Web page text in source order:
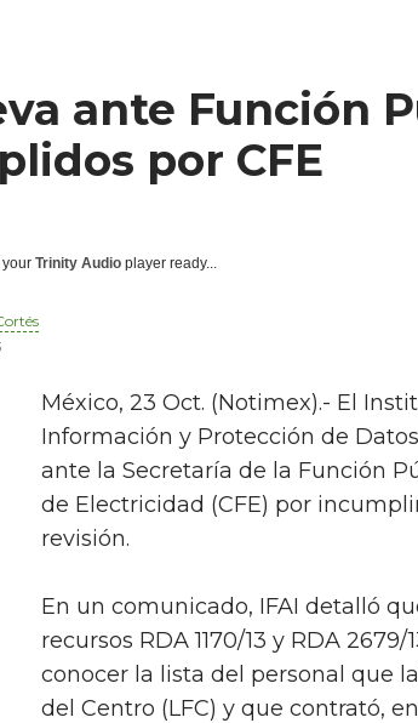
ante Función
por CFE
your Trinity Audio player ready...
México, 23 Oct. (Notimex).- El
Información y Protección de
ante la Secretaría de la Función
de Electricidad (CFE) por
revisión.
En un comunicado, IFAI detalló
recursos RDA 1170/13 y RDA
conocer la lista del personal que
del Centro (LFC) y que contrató,